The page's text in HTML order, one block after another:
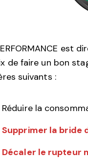
est
de faire un bon
suivants :
Réduire la
Supprimer la bride
Décaler le rupteur